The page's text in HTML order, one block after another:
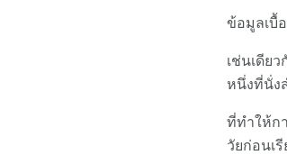
ข้อมูลเบื้
เช่นเดีย
หนึ่งที่นั่ง
ที่ทำให้ก
วัยก่อนเ